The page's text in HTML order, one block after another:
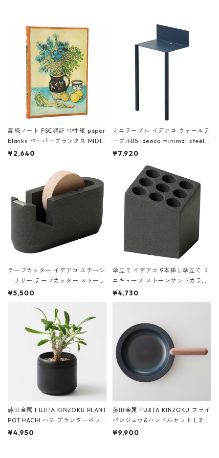
高級ノート FSC認証 中性紙 paper
blanks ペーパーブランクス MIDI
ハードカバー 罫線 ヴァン・ゴッホ
¥2,640
ミニテーブル イデアコ ウォールテ
ーブルB5 ideaco minimal steel f
urniture WALL Table B5 ネイビー
¥7,920
テープカッター イデアコ ステーシ
ョナリー テープカッター ストーン
サンドカラー 石調 ideaco Station
¥5,500
傘立て イデアコ 9本挿し傘立て ミ
ニキューブ ストーンサンドカラー
石調 ideaco Umbrella Stand CUB
E ストーンサンドブラック
¥4,730
藤田金属 FUJITA KINZOKU PLANT
POT HACHI ハチ プランターポッ
ト 3号 ブラック
¥4,950
藤田金属 FUJITA KINZOKU フライ
パンジュウ&ハンドルセット L 24c
m ガス火・IH対応 鉄フライパン
¥9,900